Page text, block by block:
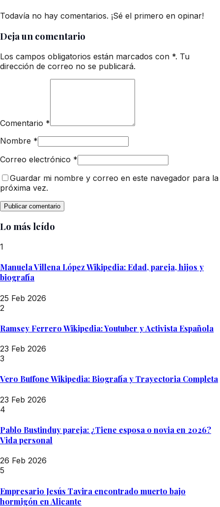
Todavía no hay comentarios. ¡Sé el primero en opinar!
Deja un comentario
Los campos obligatorios están marcados con *. Tu
dirección de correo no se publicará.
Comentario *
Nombre *
Correo electrónico *
Guardar mi nombre y correo en este navegador para la
próxima vez.
Lo más leído
1
Manuela Villena López Wikipedia: Edad, pareja, hijos y
biografía
25 Feb 2026
2
Ramsey Ferrero Wikipedia: Youtuber y Activista Española
23 Feb 2026
3
Vero Buffone Wikipedia: Biografía y Trayectoria Completa
23 Feb 2026
4
Pablo Bustinduy pareja: ¿Tiene esposa o novia en 2026?
Vida personal
26 Feb 2026
5
Empresario Jesús Tavira encontrado muerto bajo
hormigón en Alicante